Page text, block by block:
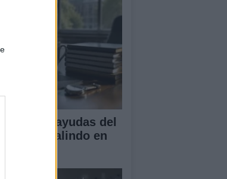
cuatro ayudas del
Beatriz Galindo en